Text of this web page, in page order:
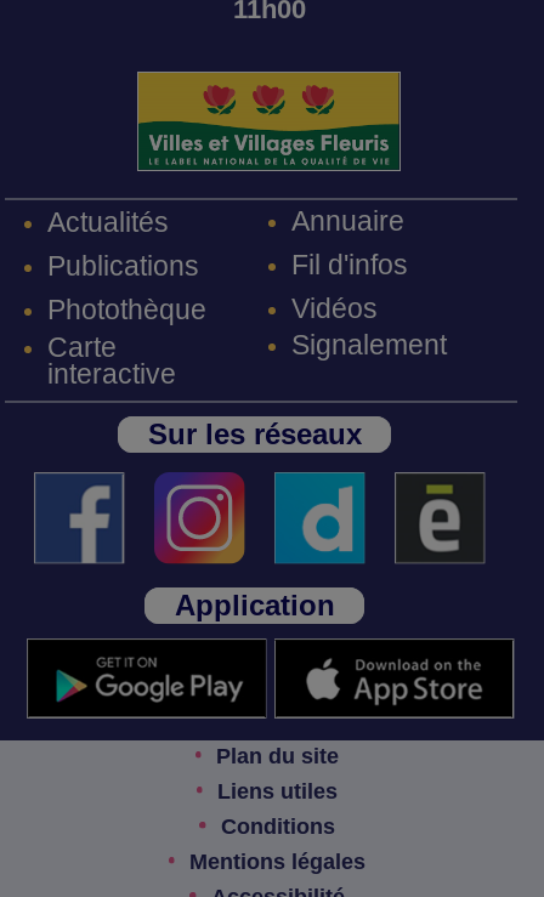
11h00
Actualités
Publications
Photothèque
Carte
interactive
Annuaire
Fil d'infos
Vidéos
Signalement
Sur les réseaux
Application
Plan du site
Liens utiles
Conditions
Mentions légales